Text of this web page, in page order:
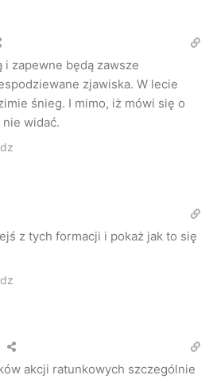
i zapewne będą zawsze
zjawiska. W lecie
śnieg. I mimo, iż mówi się o
widać.
z tych formacji i pokaż jak to się
akcji ratunkowych szczególnie